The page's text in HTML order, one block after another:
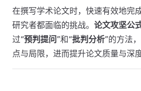
在撰写学术论文时，快速有效地完
研究者都面临的挑战。 论文攻坚公
过“预判提问”和“批判分析”的方法
点与局限，进而提升论文质量与深度